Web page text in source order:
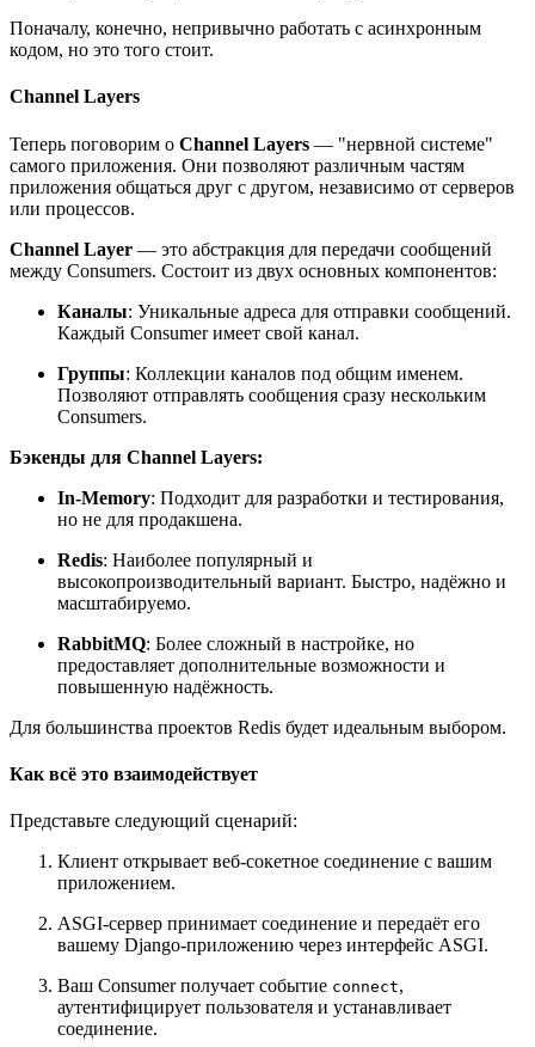
Поначалу, конечно, непривычно работать с асинхронным
кодом, но это того стоит.
Channel Layers
Теперь поговорим о Channel Layers — "нервной системе"
самого приложения. Они позволяют различным частям
приложения общаться друг с другом, независимо от серверов
или процессов.
Channel Layer — это абстракция для передачи сообщений
между Consumers. Состоит из двух основных компонентов:
Каналы: Уникальные адреса для отправки сообщений.
Каждый Consumer имеет свой канал.
Группы: Коллекции каналов под общим именем.
Позволяют отправлять сообщения сразу нескольким
Consumers.
Бэкенды для Channel Layers:
In-Memory: Подходит для разработки и тестирования,
но не для продакшена.
Redis: Наиболее популярный и
высокопроизводительный вариант. Быстро, надёжно и
масштабируемо.
RabbitMQ: Более сложный в настройке, но
предоставляет дополнительные возможности и
повышенную надёжность.
Для большинства проектов Redis будет идеальным выбором.
Как всё это взаимодействует
Представьте следующий сценарий:
Клиент открывает веб-сокетное соединение с вашим
приложением.
ASGI‑сервер принимает соединение и передаёт его
вашему Django‑приложению через интерфейс ASGI.
Ваш Consumer получает событие connect,
аутентифицирует пользователя и устанавливает
соединение.